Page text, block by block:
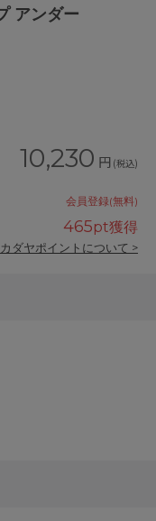
アンダー
10,230 円 (税込)
会員登録(無料)
465pt獲得
ダヤポイントについて >